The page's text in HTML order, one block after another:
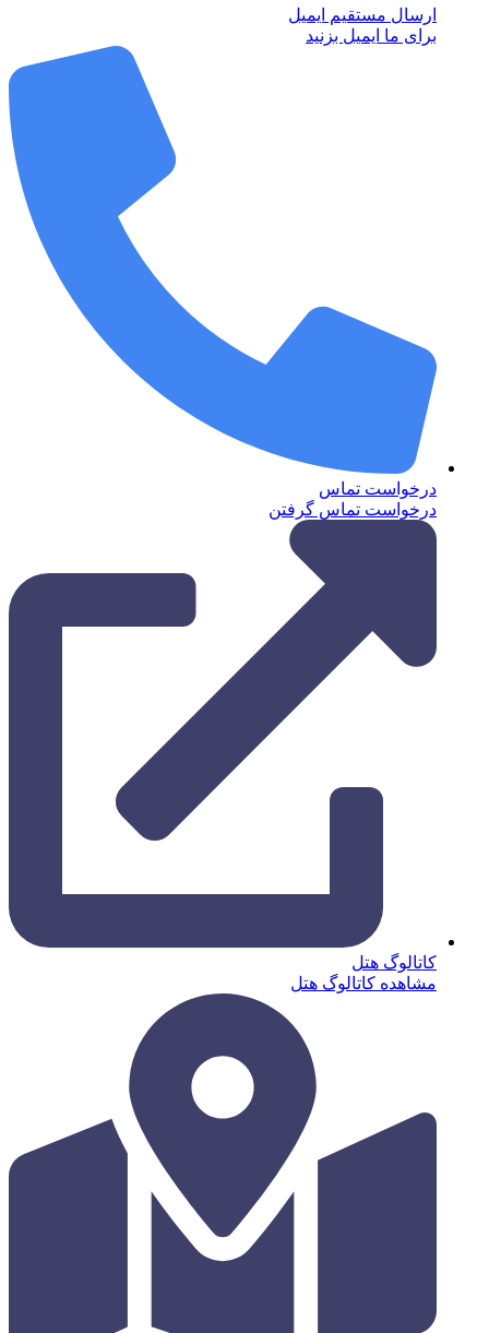
ارسال مستقیم ایمیل
برای ما ایمیل بزنید
درخواست تماس
درخواست تماس گرفتن
کاتالوگ هتل
مشاهده کاتالوگ هتل